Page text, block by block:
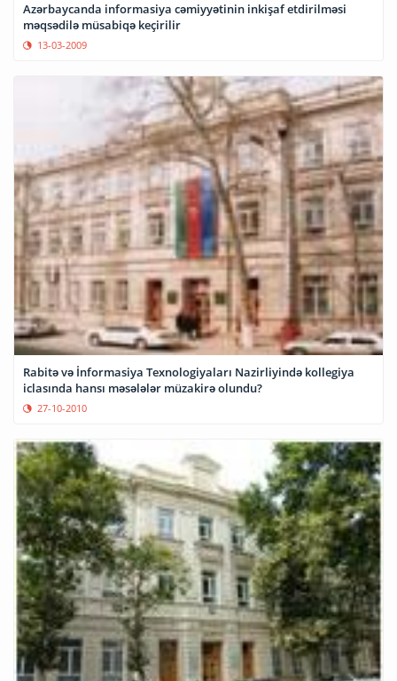
Azərbaycanda informasiya cəmiyyətinin inkişaf etdirilməsi
məqsədilə müsabiqə keçirilir
13-03-2009
Rabitə və İnformasiya Texnologiyaları Nazirliyində kollegiya
iclasında hansı məsələlər müzakirə olundu?
27-10-2010